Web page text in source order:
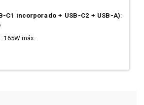
C1 incorporado + USB-C2 + USB-A):
: 165W máx.